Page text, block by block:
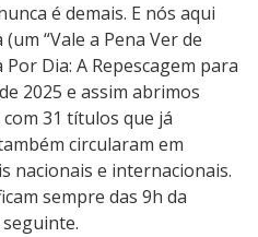
é demais. E nós aqui
“Vale a Pena Ver de
Dia: A Repescagem para
2025 e assim abrimos
31 títulos que já
circularam em
nacionais e internacionais.
sempre das 9h da